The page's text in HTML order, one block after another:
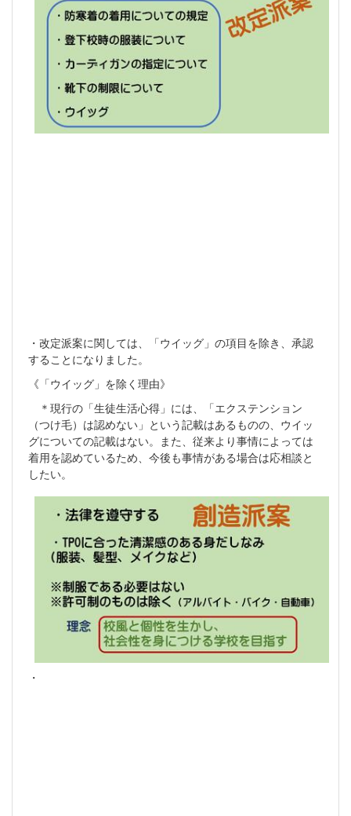
・改定派案に関しては、「ウイッグ」の項目を除き、承認
することになりました。
《「ウイッグ」を除く理由》
＊現行の「生徒生活心得」には、「エクステンション
（つけ毛）は認めない」という記載はあるものの、ウイッ
グについての記載はない。また、従来より事情によっては
着用を認めているため、今後も事情がある場合は応相談と
したい。
・